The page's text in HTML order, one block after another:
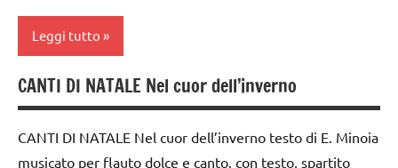
6
anni
DELL'ANNO
Natale
classe
1a
2a
a 3
Leggi tutto
canti
di
Natale
CANTI DI NATALE Nel cuor dell’inverno
CANTI DI NATALE Nel cuor dell’inverno testo di E. Minoia
musicato per flauto dolce e canto, con testo, spartito